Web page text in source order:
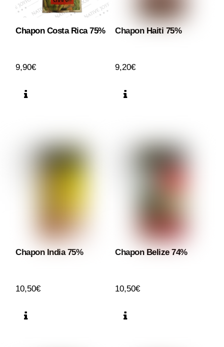
Chapon Costa Rica 75%
9,90€
Chapon Haiti 75%
9,20€
Chapon India 75%
10,50€
Chapon Belize 74%
10,50€